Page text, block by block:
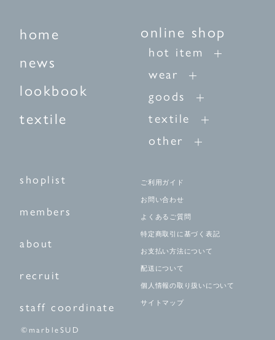
home
news
lookbook
textile
online shop
hot item
wear
goods
textile
other
shoplist
members
about
recruit
staff coordinate
ご利用ガイド
お問い合わせ
よくあるご質問
特定商取引に基づく表記
お支払い方法について
配送について
個人情報の取り扱いについて
サイトマップ
©marbleSUD